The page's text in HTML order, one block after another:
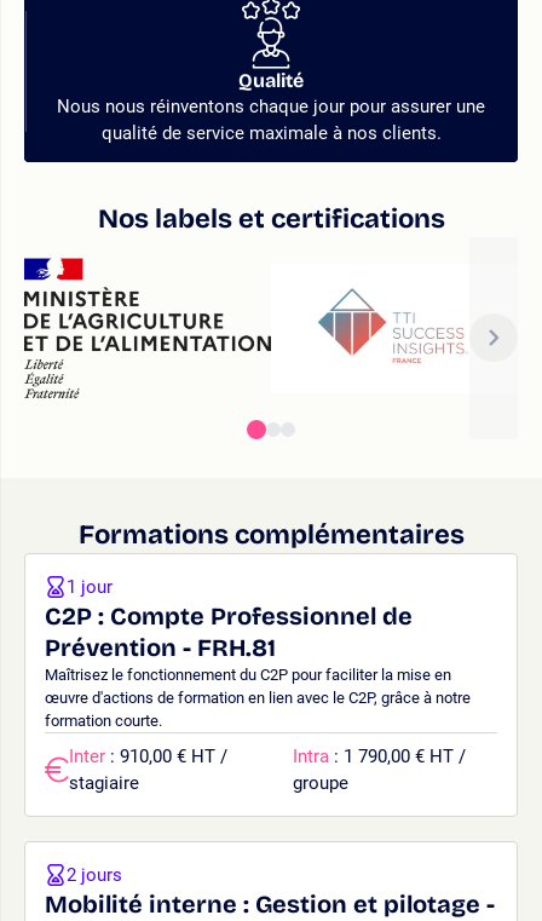
Qualité
Nous nous réinventons chaque jour pour assurer une
qualité de service maximale à nos clients.
Nos labels et certifications
Formations complémentaires
C2P : Compte Professionnel de
Prévention - FRH.81
Maîtrisez le fonctionnement du C2P pour faciliter la mise en
œuvre d'actions de formation en lien avec le C2P, grâce à notre
formation courte.
1 jour
Inter : 910,00 € HT /
stagiaire
Intra : 1 790,00 € HT /
groupe
Mobilité interne : Gestion et pilotage -
2 jours